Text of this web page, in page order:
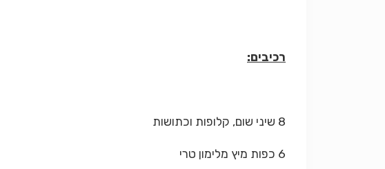
רכיבים:
8 שיני שום, קלופות וכתושות
6 כפות מיץ מלימון טרי